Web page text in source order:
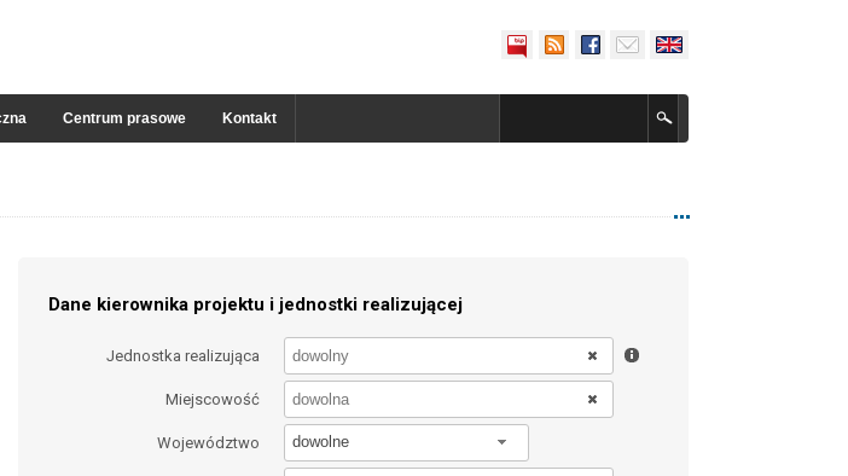
Centrum prasowe Kontakt
Dane kierownika projektu i jednostki realizującej
Jednostka realizująca
Miejscowość
Województwo dowolne